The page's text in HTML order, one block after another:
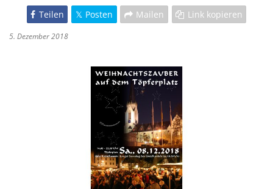
Teilen Posten Mailen Link kopieren
5. Dezember 2018